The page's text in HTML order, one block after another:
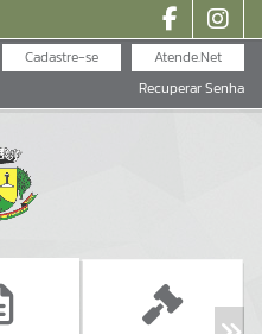
Atende.Net
Cadastre-se
Recuperar Senha